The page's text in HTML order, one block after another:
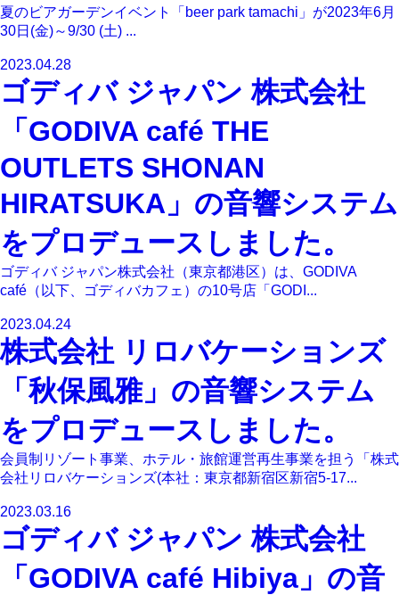
夏のビアガーデンイベント「beer park tamachi」が2023年6月
30日(金)～9/30 (土) ...
2023.04.28
ゴディバ ジャパン 株式会社
「GODIVA café THE
OUTLETS SHONAN
HIRATSUKA」の音響システム
をプロデュースしました。
ゴディバ ジャパン株式会社（東京都港区）は、GODIVA
café（以下、ゴディバカフェ）の10号店「GODI...
2023.04.24
株式会社 リロバケーションズ
「秋保風雅」の音響システム
をプロデュースしました。
会員制リゾート事業、ホテル・旅館運営再生事業を担う「株式
会社リロバケーションズ(本社：東京都新宿区新宿5-17...
2023.03.16
ゴディバ ジャパン 株式会社
「GODIVA café Hibiya」の音